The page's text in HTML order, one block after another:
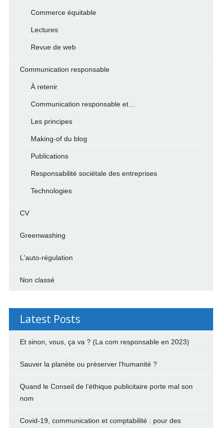
Commerce équitable
Lectures
Revue de web
Communication responsable
À retenir
Communication responsable et…
Les principes
Making-of du blog
Publications
Responsabilité sociétale des entreprises
Technologies
CV
Greenwashing
L'auto-régulation
Non classé
Latest Posts
Et sinon, vous, ça va ? (La com responsable en 2023)
Sauver la planète ou préserver l'humanité ?
Quand le Conseil de l’éthique publicitaire porte mal son
nom
Covid-19, communication et comptabilité : pour des